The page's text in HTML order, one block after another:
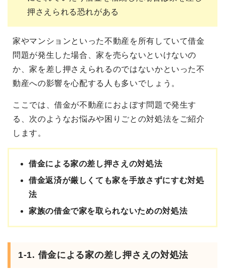
押さえられる恐れがある
家やマンションといった不動産を所有していて借金
問題が発生した場合、家を売らないといけないの
か、家を差し押さえられるのではないかといった不
動産への影響を心配する人も多いでしょう。
ここでは、借金が不動産におよぼす問題で発生す
る、次のようなお悩みや困りごとの対処法をご紹介
します。
借金による家の差し押さえの対処法
借金返済が厳しくても家を手放さずにすむ対処
法
家族の借金で家を取られないための対処法
1-1. 借金による家の差し押さえの対処法